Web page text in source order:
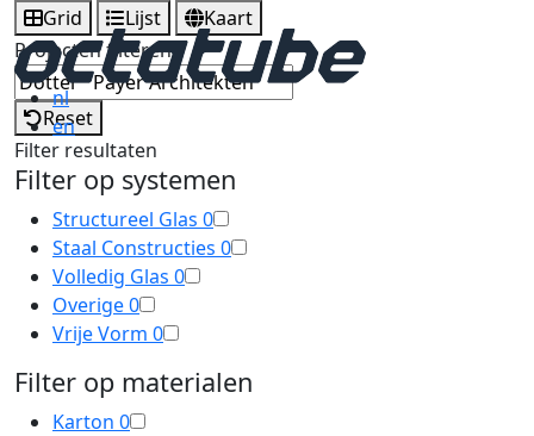
nl
en
Grid Lijst
Kaart
Projecten filteren
Reset
Filter resultaten
Filter op systemen
Structureel Glas 0
Staal Constructies 0
Volledig Glas 0
Overige0
Vrije Vorm 0
Filter op materialen
Karton 0